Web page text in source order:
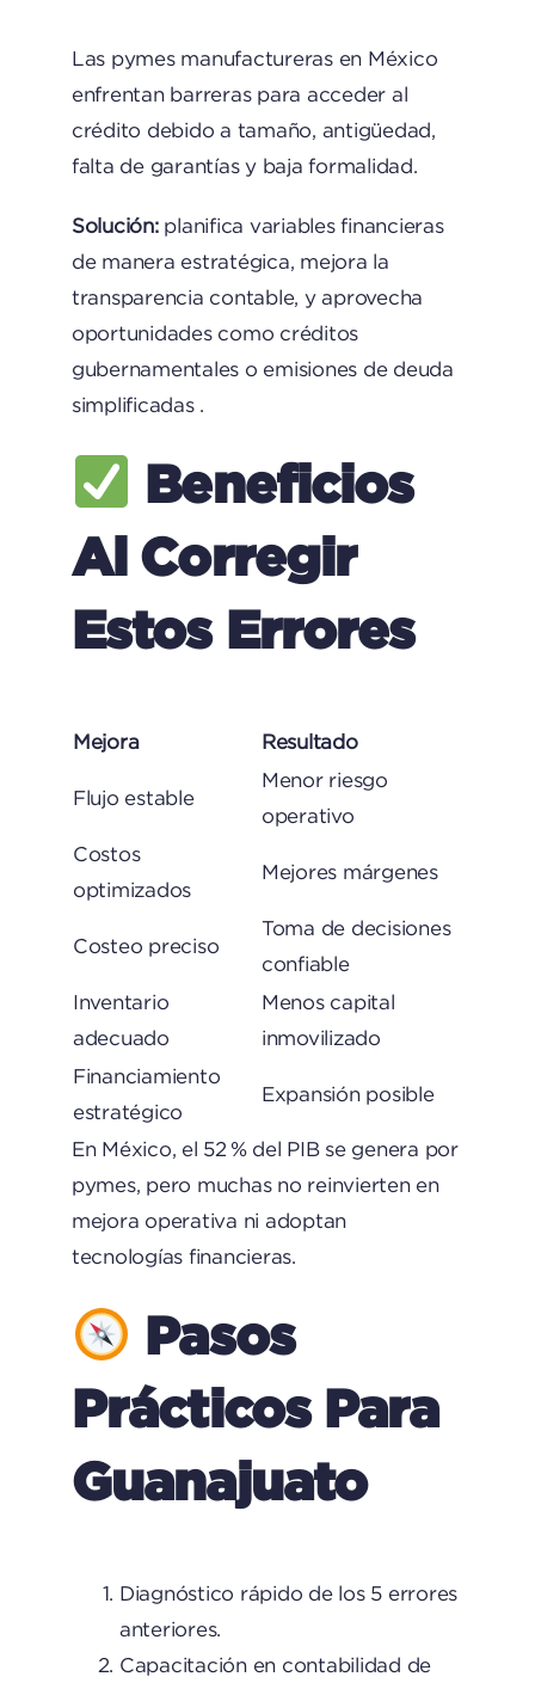
Las pymes manufactureras en México
enfrentan barreras para acceder al
crédito debido a tamaño, antigüedad,
falta de garantías y baja formalidad.
Solución:planifica variables financieras
de manera estratégica, mejora la
transparencia contable, y aprovecha
oportunidades como créditos
gubernamentales o emisiones de deuda
simplificadas .
Beneficios
Al Corregir
Estos Errores
Mejora Resultado
Flujo estable
Menor riesgo
operativo
Costos
optimizados
Mejores márgenes
Costeo preciso
Toma de decisiones
confiable
Inventario
adecuado
Menos capital
inmovilizado
Financiamiento
estratégico
Expansión posible
En México, el 52 % del PIB se genera por
pymes, pero muchas no reinvierten en
mejora operativa ni adoptan
tecnologías financieras.
Pasos
Prácticos Para
Guanajuato
Diagnóstico rápido de los 5 errores
anteriores.
Capacitación en contabilidad de